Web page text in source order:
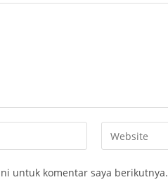
Enter
your
URL
untuk komentar saya berikutnya.